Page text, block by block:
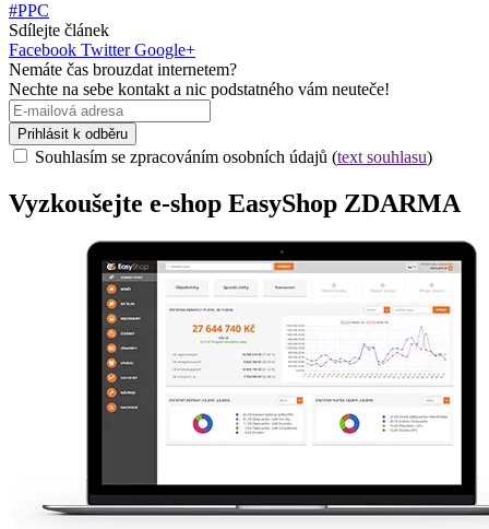
#PPC
Sdílejte článek
Facebook Twitter Google+
Nemáte čas brouzdat internetem?
Nechte na sebe kontakt a nic podstatného vám neuteče!
Prihlásit k odběru
Souhlasím se zpracováním osobních údajů (text souhlasu)
Vyzkoušejte e-shop EasyShop ZDARMA